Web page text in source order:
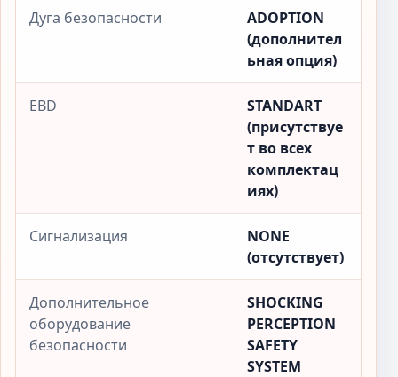
Дуга безопасности
ADOPTION
(дополнител
ьная опция)
EBD
STANDART
(присутствуе
т во всех
комплектац
иях)
Сигнализация
NONE
(отсутствует)
Дополнительное
оборудование
безопасности
SHOCKING
PERCEPTION
SAFETY
SYSTEM